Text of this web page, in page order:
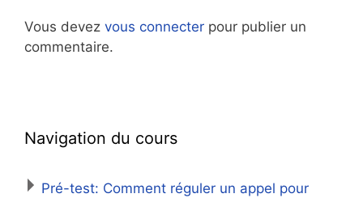
Vous devez vous connecter pour publier un
commentaire.
Navigation du cours
Pré-test: Comment réguler un appel pour